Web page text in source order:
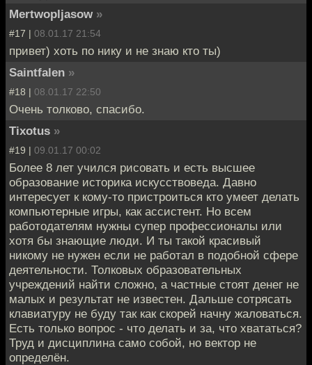
Mertwopljasow »
#17 | 08.01.17 21:54
привет) хоть по нику и не знаю кто ты)
Saintfalen »
#18 | 08.01.17 22:50
Очень толково, спасибо.
Tixotus »
#19 | 09.01.17 00:02
Более 8 лет учился рисовать и есть высшее
образование историка искусствоведа. Давно
интересует к кому-то пристроиться кто умеет делать
компьютерные игры, как ассистент. Но всем
работодателям нужны супер профессионалы или
хотя бы знающие люди. И ты такой красивый
никому не нужен если не работал в подобной сфере
деятельности. Толковых образовательных
учреждений найти сложно, а частные стоят денег не
малых и результат не известен. Дальше сотрясать
клавиатуру не буду так как скорей начну жаловаться.
Есть только вопрос - что делать и за, что хвататься?
Труд и дисциплина само собой, но вектор не
определён.